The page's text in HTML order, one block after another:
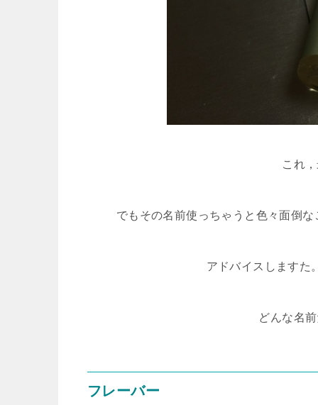
これ
でもその名前使っちゃうと色々面倒
アドバイスしますた
どんな名
フレーバー